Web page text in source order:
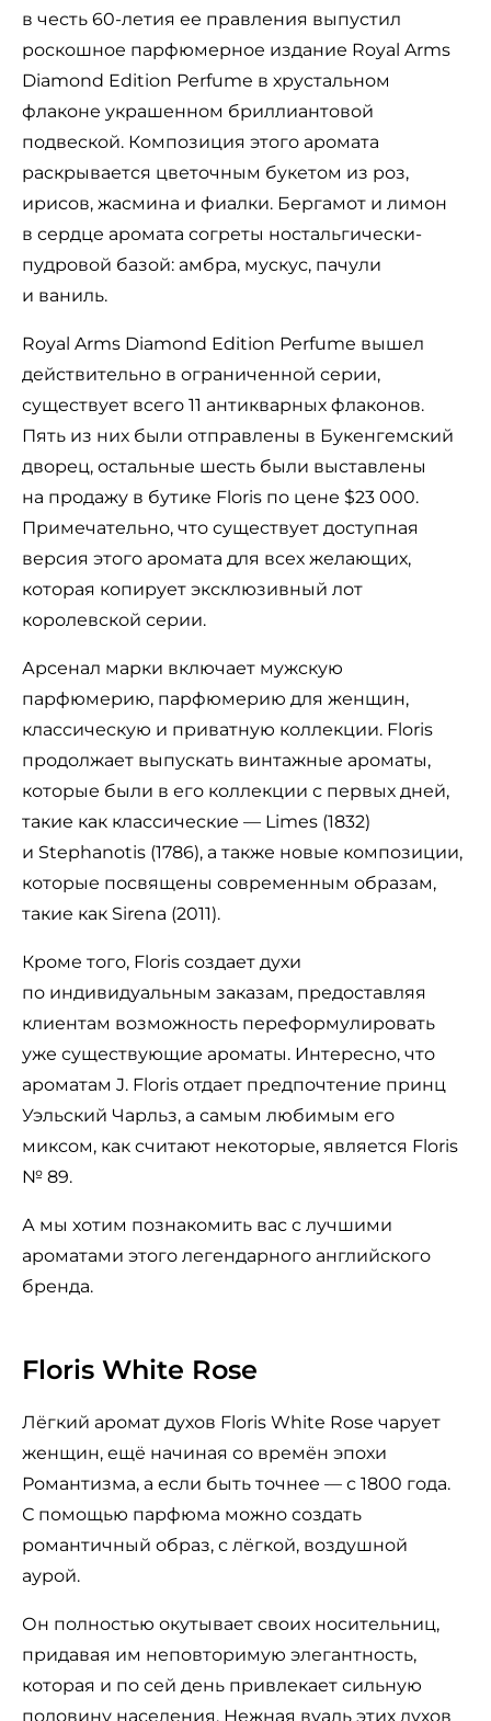
в честь 60-летия ее правления выпустил
роскошное парфюмерное издание Royal Arms
Diamond Edition Perfume в хрустальном
флаконе украшенном бриллиантовой
подвеской. Композиция этого аромата
раскрывается цветочным букетом из роз,
ирисов, жасмина и фиалки. Бергамот и лимон
в сердце аромата согреты ностальгически-
пудровой базой: амбра, мускус, пачули
и ваниль.
Royal Arms Diamond Edition Perfume вышел
действительно в ограниченной серии,
существует всего 11 антикварных флаконов.
Пять из них были отправлены в Букенгемский
дворец, остальные шесть были выставлены
на продажу в бутике Floris по цене $23 000.
Примечательно, что существует доступная
версия этого аромата для всех желающих,
которая копирует эксклюзивный лот
королевской серии.
Арсенал марки включает мужскую
парфюмерию, парфюмерию для женщин,
классическую и приватную коллекции. Floris
продолжает выпускать винтажные ароматы,
которые были в его коллекции с первых дней,
такие как классические — Limes (1832)
и Stephanotis (1786), а также новые композиции,
которые посвящены современным образам,
такие как Sirena (2011).
Кроме того, Floris создает духи
по индивидуальным заказам, предоставляя
клиентам возможность переформулировать
уже существующие ароматы. Интересно, что
ароматам J. Floris отдает предпочтение принц
Уэльский Чарльз, а самым любимым его
миксом, как считают некоторые, является Floris
№ 89.
А мы хотим познакомить вас с лучшими
ароматами этого легендарного английского
бренда.
Floris White Rose
Лёгкий аромат духов Floris White Rose чарует
женщин, ещё начиная со времён эпохи
Романтизма, а если быть точнее — с 1800 года.
С помощью парфюма можно создать
романтичный образ, с лёгкой, воздушной
аурой.
Он полностью окутывает своих носительниц,
придавая им неповторимую элегантность,
которая и по сей день привлекает сильную
половину населения. Нежная вуаль этих духов